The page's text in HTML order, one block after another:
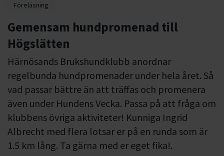
Föreläsning
Gemensam hundpromenad till
Högslätten
Härnösands Brukshundklubb anordnar
regelbunda hundpromenader under hela året. Så
vad passar bättre än att träffas och promenera
även under Hundens Vecka. Passa på att fråga om
klubbens övriga aktiviteter! Kunniga Ingrid
Albrecht med flera lotsar er på en runda som är
1.5 km lång. Ta gärna med er eget fika!.